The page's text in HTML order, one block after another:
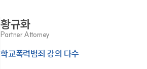
황규화
Partner Attorney
학교폭력범죄 강의 다수